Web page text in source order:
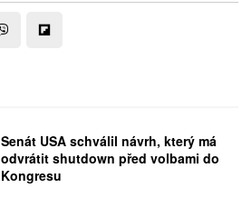
Senát USA schválil návrh, který má
odvrátit shutdown před volbami do
Kongresu